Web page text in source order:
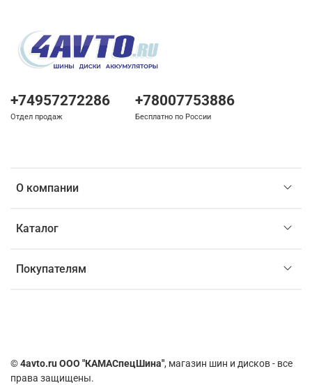
О компании
Каталог
Покупателям
+74957272286
Отдел продаж
+78007753886
Бесплатно по России
©4avto.ru ООО "КАМАСпецШина", магазин шин и дисков - все
права защищены.